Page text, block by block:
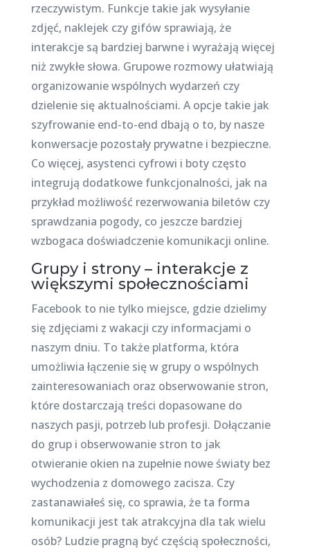
rzeczywistym. Funkcje takie jak wysyłanie
zdjęć, naklejek czy gifów sprawiają, że
interakcje są bardziej barwne i wyrażają więcej
niż zwykłe słowa. Grupowe rozmowy ułatwiają
organizowanie wspólnych wydarzeń czy
dzielenie się aktualnościami. A opcje takie jak
szyfrowanie end-to-end dbają o to, by nasze
konwersacje pozostały prywatne i bezpieczne.
Co więcej, asystenci cyfrowi i boty często
integrują dodatkowe funkcjonalności, jak na
przykład możliwość rezerwowania biletów czy
sprawdzania pogody, co jeszcze bardziej
wzbogaca doświadczenie komunikacji online.
Grupy i strony – interakcje z
większymi społecznościami
Facebook to nie tylko miejsce, gdzie dzielimy
się zdjęciami z wakacji czy informacjami o
naszym dniu. To także platforma, która
umożliwia łączenie się w grupy o wspólnych
zainteresowaniach oraz obserwowanie stron,
które dostarczają treści dopasowane do
naszych pasji, potrzeb lub profesji. Dołączanie
do grup i obserwowanie stron to jak
otwieranie okien na zupełnie nowe światy bez
wychodzenia z domowego zacisza. Czy
zastanawiałeś się, co sprawia, że ta forma
komunikacji jest tak atrakcyjna dla tak wielu
osób? Ludzie pragną być częścią społeczności,